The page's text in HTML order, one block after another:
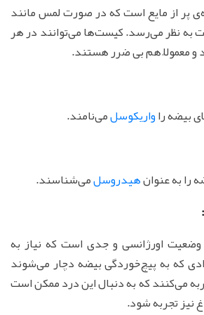
پر از مایع است که در صورت لمس مانند
نظر می‌رسد. کیست‌ها می‌توانند در هر
و معمولاً هم بی ضرر هستند.
بیضه راواریکوسلمی‌نامند.
را به عنوانهیدروسلمی‌شناسند.
اورژانسی و جدی است که نیاز به
که به پیچ‌خوردگی بیضه دچار می‌شوند
می‌کنند که به دنبال این درد ممکن است
نیز تجربه شود.